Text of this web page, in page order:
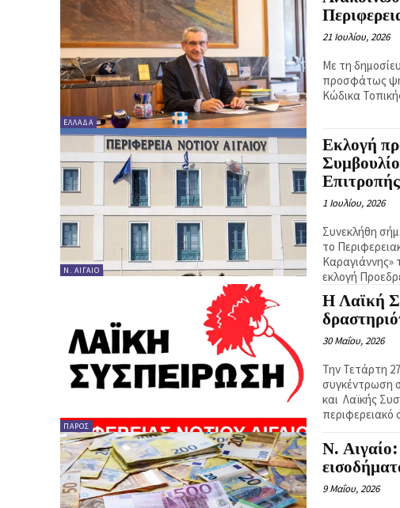
ΕΛΛΆΔΑ
21 Ιουλίου, 2026
Με τη
προσφάτως
Κώδικα
Ν. ΑΙΓΑΊΟ
Εκλογή
1 Ιουλίου, 2026
Συνεκλήθη
το
Καραγιάννης»
εκλογή
ΠΆΡΟΣ
Η Λαϊκή
30 Μαΐου, 2026
Την Τετάρτη
συγκέντρωση
και Λαϊκής
περιφερειακό
Ν.
9 Μαΐου, 2026